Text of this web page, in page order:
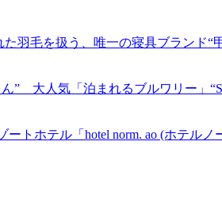
羽毛を扱う、唯一の寝具ブランド“
” 大人気「泊まれるブルワリー」
トホテル「hotel norm. ao (ホテルノ